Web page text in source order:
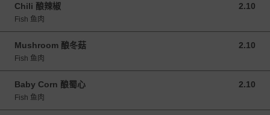
Chili 酿辣椒 2.10
2.10 MYR
Fish 鱼肉
Mushroom 酿冬菇 2.10
2.10 MYR
Fish 鱼肉
Baby Corn 酿蜀心 2.10
2.10 MYR
Fish 鱼肉